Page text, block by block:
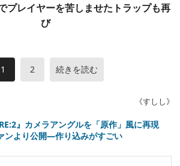
プレイヤーを苦しませたトラップも再
び
1 2 続きを読む
《すしし》
』カメラアングルを「原作」風に再現
ンより公開―作り込みがすごい